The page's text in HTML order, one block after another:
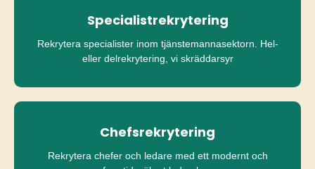
Specialistrekrytering
Rekrytera specialister inom tjänstemannasektorn. Hel-
eller delrekrytering, vi skräddarsyr
Chefsrekrytering
Rekrytera chefer och ledare med ett modernt och